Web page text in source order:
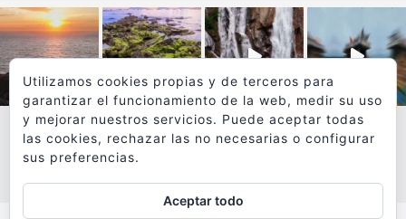
VER MÁS
Utilizamos cookies propias y de terceros para
garantizar el funcionamiento de la web, medir su uso
y mejorar nuestros servicios. Puede aceptar todas
las cookies, rechazar las no necesarias o configurar
sus preferencias.
Aceptar todo